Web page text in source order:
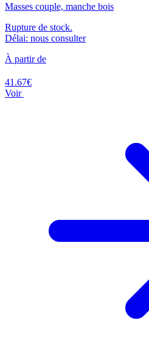
Masses couple, manche bois
Rupture de stock.
Délai: nous consulter
À partir de
41.67€
Voir